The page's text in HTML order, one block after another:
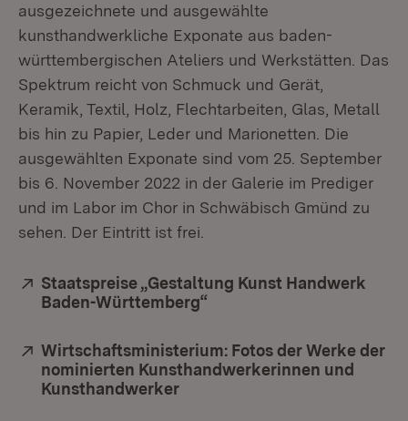
ausgezeichnete und ausgewählte
kunsthandwerkliche Exponate aus baden-
württembergischen Ateliers und Werkstätten. Das
Spektrum reicht von Schmuck und Gerät,
Keramik, Textil, Holz, Flechtarbeiten, Glas, Metall
bis hin zu Papier, Leder und Marionetten. Die
ausgewählten Exponate sind vom 25. September
bis 6. November 2022 in der Galerie im Prediger
und im Labor im Chor in Schwäbisch Gmünd zu
sehen. Der Eintritt ist frei.
Extern:
Staatspreise „Gestaltung Kunst Handwerk
Baden-Württemberg“
Extern:
Wirtschaftsministerium: Fotos der Werke der
nominierten Kunsthandwerkerinnen und
Kunsthandwerker